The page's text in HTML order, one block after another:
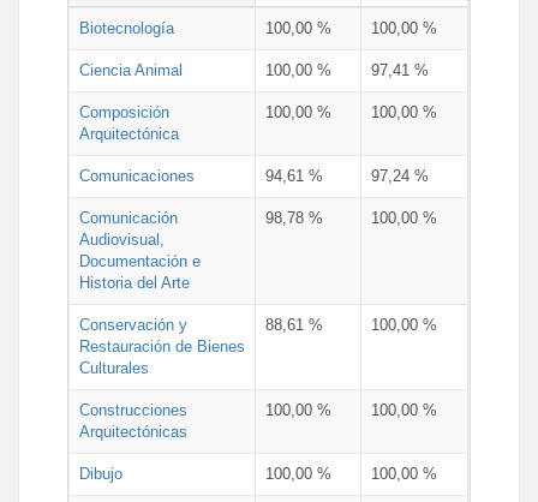
Biotecnología 100,00 % 100,00 %
Ciencia Animal 100,00 % 97,41 %
Composición
Arquitectónica
100,00 % 100,00 %
Comunicaciones 94,61 % 97,24 %
Comunicación
Audiovisual,
Documentación e
Historia del Arte
98,78 % 100,00 %
Conservación y
Restauración de Bienes
Culturales
88,61 % 100,00 %
Construcciones
Arquitectónicas
100,00 % 100,00 %
Dibujo 100,00 % 100,00 %